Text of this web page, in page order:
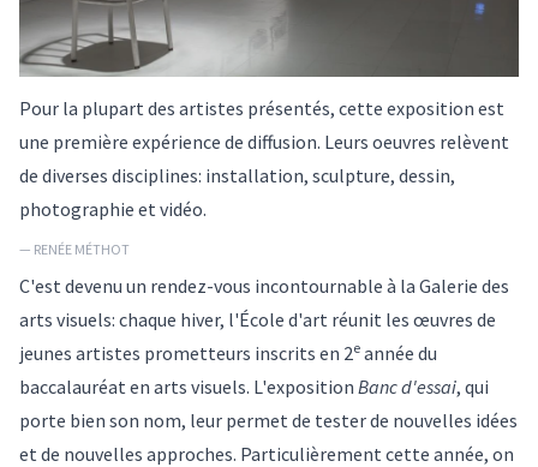
Pour la plupart des artistes présentés, cette exposition est
une première expérience de diffusion. Leurs oeuvres relèvent
de diverses disciplines: installation, sculpture, dessin,
photographie et vidéo.
— RENÉE MÉTHOT
C'est devenu un rendez-vous incontournable à la Galerie des
arts visuels: chaque hiver, l'École d'art réunit les œuvres de
jeunes artistes prometteurs inscrits en 2e année du
baccalauréat en arts visuels. L'exposition Banc d'essai, qui
porte bien son nom, leur permet de tester de nouvelles idées
et de nouvelles approches. Particulièrement cette année, on